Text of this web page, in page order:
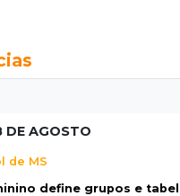
DE AGOSTO
de MS
define grupos e